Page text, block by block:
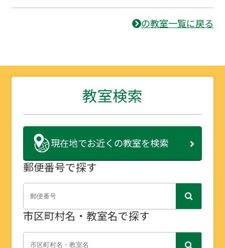
の教室一覧に戻る
教室検索
現在地でお近くの教室を検索
郵便番号で探す
市区町村名・教室名で探す